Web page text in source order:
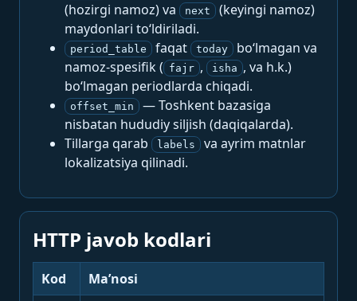
(hozirgi namoz) va next
(keyingi namoz)
maydonlari to‘ldiriladi.
period_table faqat today
bo‘lmagan va
namoz-spesifik ( fajr , isha , va h.k.)
bo‘lmagan periodlarda chiqadi.
offset_min
— Toshkent bazasiga
nisbatan hududiy siljish (daqiqalarda).
Tillarga qarab
labels
va ayrim matnlar
lokalizatsiya qilinadi.
HTTP javob kodlari
Kod Ma’nosi